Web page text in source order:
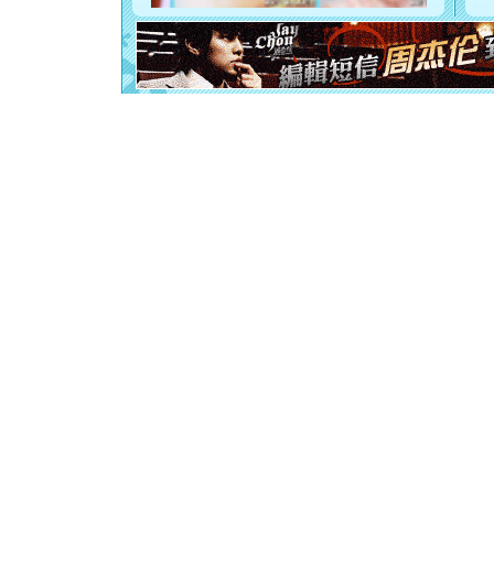
[元旦]
起；二是
离。水晶
[元旦]当
泣，这痛